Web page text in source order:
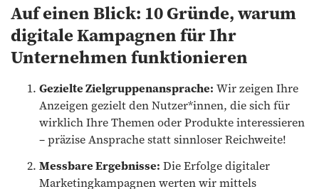
Auf einen Blick: 10 Gründe, warum
digitale Kampagnen für Ihr
Unternehmen funktionieren
Gezielte Zielgruppenansprache: Wir zeigen Ihre
Anzeigen gezielt den Nutzer*innen, die sich für
wirklich Ihre Themen oder Produkte interessieren
– präzise Ansprache statt sinnloser Reichweite!
Messbare Ergebnisse: Die Erfolge digitaler
Marketingkampagnen werten wir mittels